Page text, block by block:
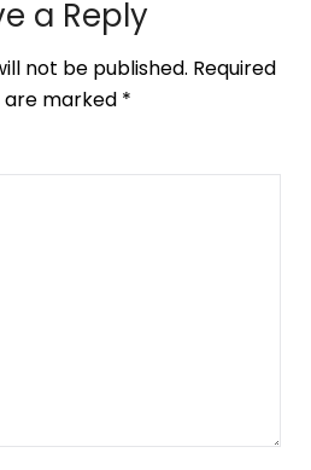
a Reply
not be published. Required
are marked *